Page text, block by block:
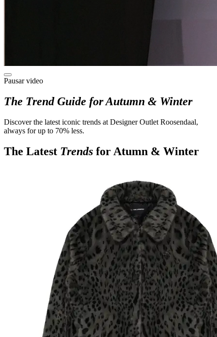
Pausar video
The Trend Guide for Autumn & Winter
Discover the latest iconic trends at Designer Outlet Roosendaal,
always for up to 70% less.
The Latest Trends for Atumn & Winter